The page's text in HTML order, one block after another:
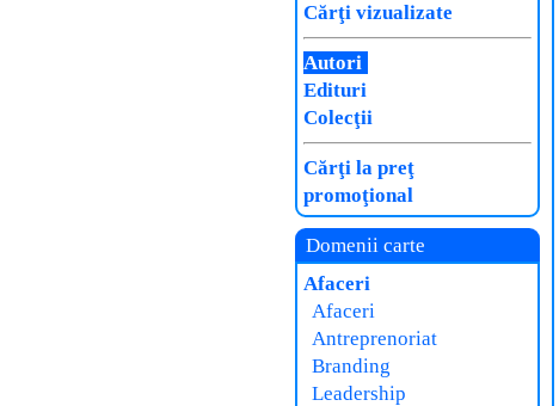
Cărţi vizualizate
Autori
Edituri
Colecţii
Cărţi la preţ
promoţional
Domenii carte
Afaceri
Afaceri
Antreprenoriat
Branding
Leadership